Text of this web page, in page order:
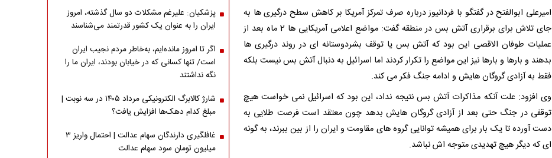
امیرعلی ابوالفتح در گفتگو با فردانیوز درباره صرف تمرکز آمریکا بر کاهش سطح درگیری ها به
جای تلاش برای برقراری آتش بس در منطقه گفت: مواضع اعلامی آمریکایی ها 2 ماه بعد از
عملیات طوفان الاقصی این بود که آتش بس یا توقف بشردوستانه ای در روند درگیری ها
بدهند و بارها و بارها نیز این مواضع را تکرار کردند اما اسرائیل به دنبال آتش بس نیست بلکه
فقط به آزادی گروگان هایش و ادامه جنگ فکر می کند.
وی افزود: علت آنکه مذاکرات آتش بس نتیجه نداد، این بود که اسرائیل نمی خواست هیچ
توقفی در جنگ حتی بعد از آزادی گروگان هایش بدهد چون معتقد است فرصت طلایی به
دست آورده تا یک بار برای همیشه توانایی گروه های مقاومت و ایران را از بین ببرند، به گونه
ای که دیگر هیچ تهدیدی متوجه اش نباشد.
پزشکیان: علیرغم مشکلات دو سال گذشته، امروز
ایران را به عنوان یک کشور قدرتمند می‌شناسند
اگر تا امروز مانده‌ایم، به‌خاطر مردم نجیب ایران
است/ تنها کسانی که در خیابان بودند، ایران ما را
نگه نداشتند
شارژ کالابرگ الکترونیکی مرداد ۱۴۰۵ در سه نوبت |
مبلغ کدام دهک‌ها افزایش یافت؟
غافلگیری دارندگان سهام عدالت | احتمال واریز ۳
میلیون تومان سود سهام عدالت